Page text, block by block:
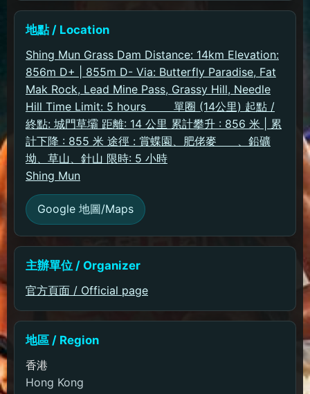
地點 / Location
Shing Mun Grass Dam Distance: 14km Elevation:
856m D+ | 855m D- Via: Butterfly Paradise, Fat
Mak Rock, Lead Mine Pass, Grassy Hill, Needle
Hill Time Limit: 5 hours ​ ​ ​ ​ ​ ​ ​ 單圈 (14公里) 起點 /
終點: 城門草壩 距離: 14 公里 累計攀升 : 856 米 | 累
計下降 : 855 米 途徑 : 賞蝶園、肥佬麥 ​ ​ ​ ​ ​​​ 、鉛礦
坳、草山、針山 限時: 5 小時
Shing Mun
Google 地圖/Maps
主辦單位 / Organizer
官方頁面 / Official page
地區 / Region
香港
Hong Kong